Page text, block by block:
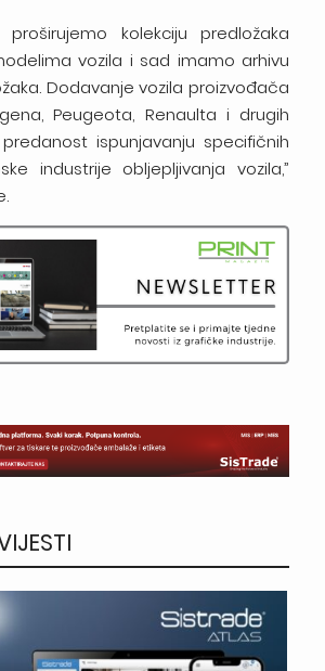
proširujemo kolekciju predložaka
vozila i sad imamo arhivu
Dodavanje vozila proizvođača
Peugeota, Renaulta i drugih
ispunjavanju specifičnih
industrije obljepljivanja vozila,”